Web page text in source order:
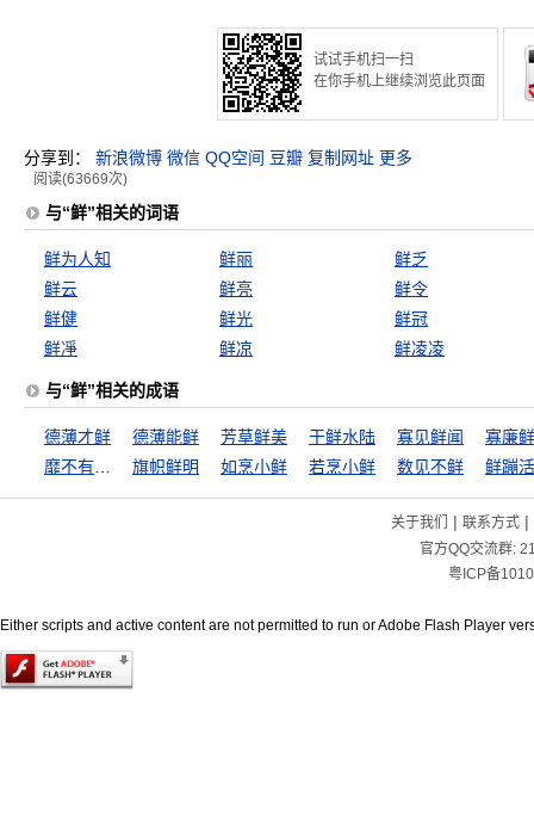
试试手机扫一扫
在你手机上继续浏览此页面
分享到： 新浪微博 微信 QQ空间 豆瓣 复制网址 更多
阅读(63669次)
与“鲜”相关的词语
鲜为人知 鲜丽
鲜乏
鲜云
鲜亮
鲜令
鲜健
鲜光
鲜冠
鲜凈
鲜凉 鲜凌凌
与“鲜”相关的成语
德薄才鲜 德薄能鲜 芳草鲜美 干鲜水陆 寡见鲜闻
寡廉
旗帜鲜明 如烹小鲜 若烹小鲜 数见不鲜 鲜蹦
关于我们 | 联系方式|
官方QQ交流群:
粤ICP备
Either scripts and active content are not permitted to run or Adobe Flash Player